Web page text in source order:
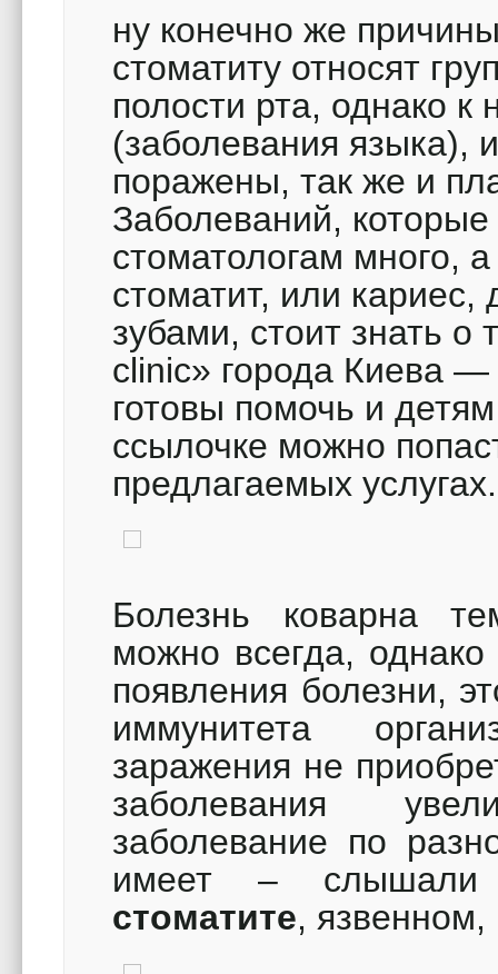
ну конечно же
стоматиту относят
полости рта, однако к
(заболевания языка),
поражены, так же и
Заболеваний,
стоматологам много,
стоматит, или
зубами, стоит знать
clinic» города Киева —
готовы помочь и
ссылочке можно
предлагаемых услугах.
Болезнь коварна
можно всегда,
появления болезни,
иммунитета
заражения не
заболевания
заболевание по
имеет – слышали
стоматите,